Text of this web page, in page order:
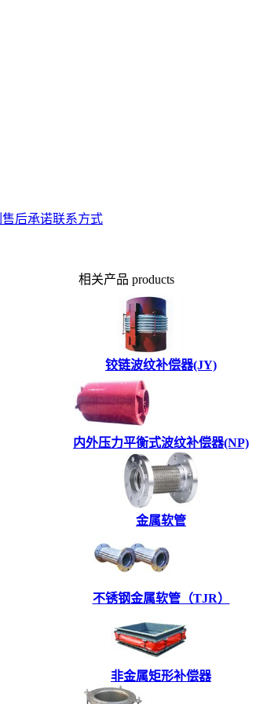
售后承诺联系方式
相关产品 products
铰链波纹补偿器(JY)
内外压力平衡式波纹补偿器(NP)
金属软管
不锈钢金属软管（TJR）
非金属矩形补偿器